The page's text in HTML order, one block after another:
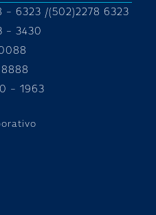
– 6323 /(502)2278 6323
– 3430
– 1963